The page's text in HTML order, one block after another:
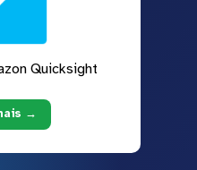
Quicksight
→